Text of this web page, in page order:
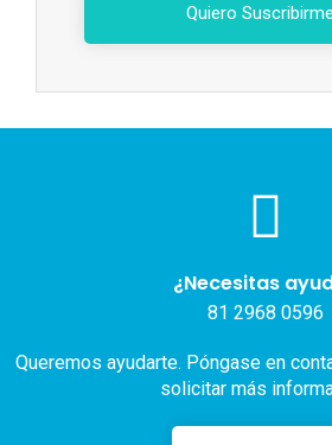
Quiero Suscribirme
¿Necesitas
81 2968 0596
Queremos ayudarte. Póngase en
solicitar más